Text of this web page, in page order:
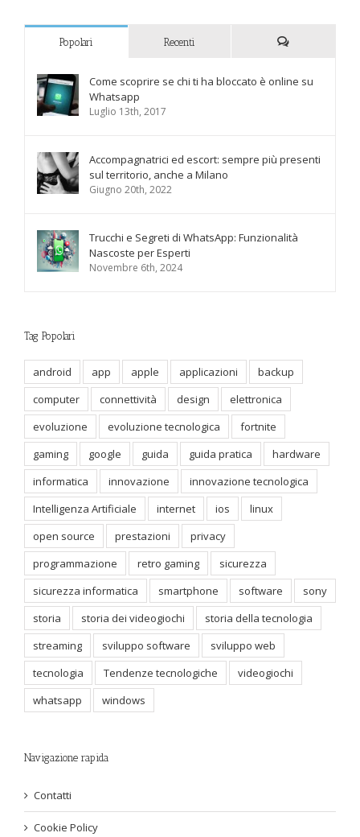
Popolari Recenti
Come scoprire se chi ti ha bloccato è online su
Whatsapp
Luglio 13th, 2017
Accompagnatrici ed escort: sempre più presenti
sul territorio, anche a Milano
Giugno 20th, 2022
Trucchi e Segreti di WhatsApp: Funzionalità
Nascoste per Esperti
Novembre 6th, 2024
Tag Popolari
android app apple applicazioni
backup
computer
connettività design
elettronica
evoluzione
evoluzione tecnologica
fortnite
gaming
google guida guida pratica
hardware
informatica
innovazione
innovazione tecnologica
Intelligenza Artificiale
internet ios
linux
open source
prestazioni
privacy
programmazione
retro gaming
sicurezza
sicurezza informatica
smartphone software
sony
storia
storia dei videogiochi
storia della tecnologia
streaming
sviluppo software
sviluppo web
tecnologia
Tendenze tecnologiche
videogiochi
whatsapp
windows
Navigazione rapida
Contatti
Cookie Policy